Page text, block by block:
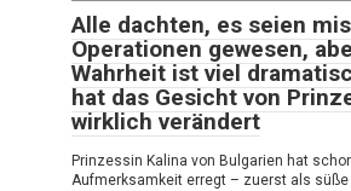
Alle dachten, es seien
Operationen gewesen,
Wahrheit ist viel
hat das Gesicht von
wirklich verändert
Prinzessin Kalina von Bulgarien hat
Aufmerksamkeit erregt – zuerst als süße